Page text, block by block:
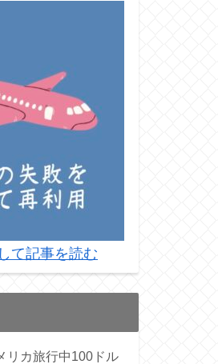
て記事を読む
リカ旅行中100ドル